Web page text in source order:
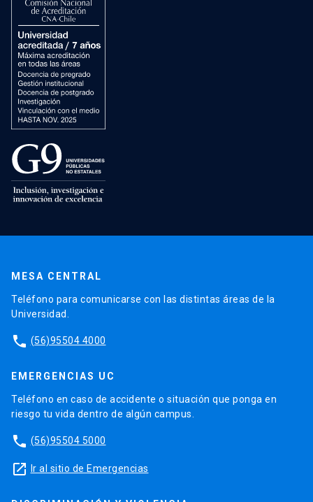
MESA CENTRAL
Teléfono para comunicarse con las distintas áreas de la
Universidad.
phone (56)95504 4000
EMERGENCIAS UC
Teléfono en caso de accidente o situación que ponga en
riesgo tu vida dentro de algún campus.
phone (56)95504 5000
launch Ir al sitio de Emergencias